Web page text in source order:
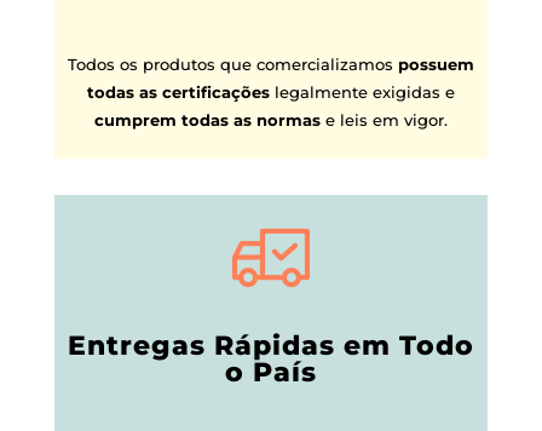
Todos os produtos que comercializamos possuem
todas as certificaçõeslegalmente exigidas e
cumprem todas as normase leis em vigor.
Entregas Rápidas em Todo
o País